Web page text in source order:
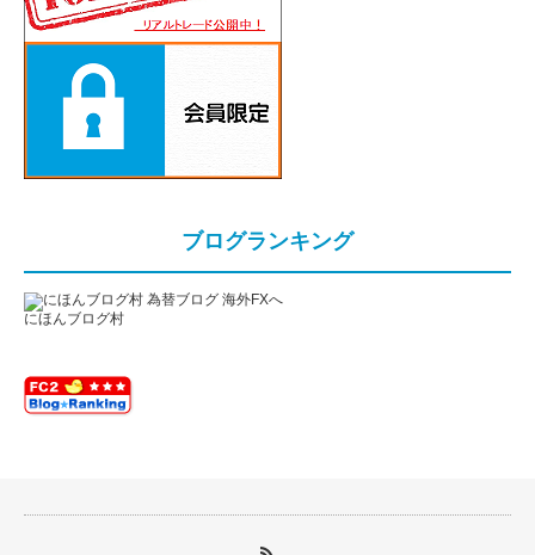
ブログランキング
にほんブログ村